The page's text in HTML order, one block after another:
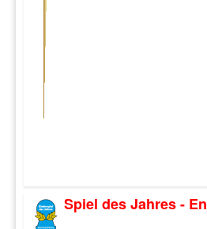
Spiel des Jahres -